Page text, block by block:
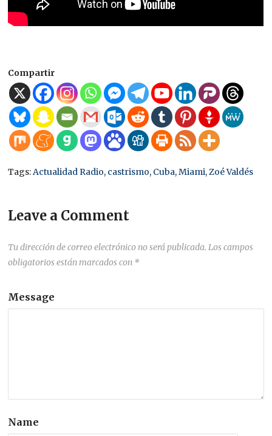
Compartir
Tags:Actualidad Radio, castrismo, Cuba,Miami,Zoé Valdés
Leave a Comment
Tu dirección de correo electrónico no será publicada. Los campos
obligatorios están marcados con *
Message
Name